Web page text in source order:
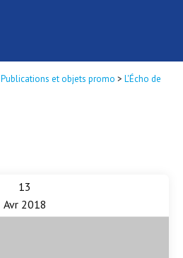
Publications et objets promo > L'Écho de
13
Avr 2018